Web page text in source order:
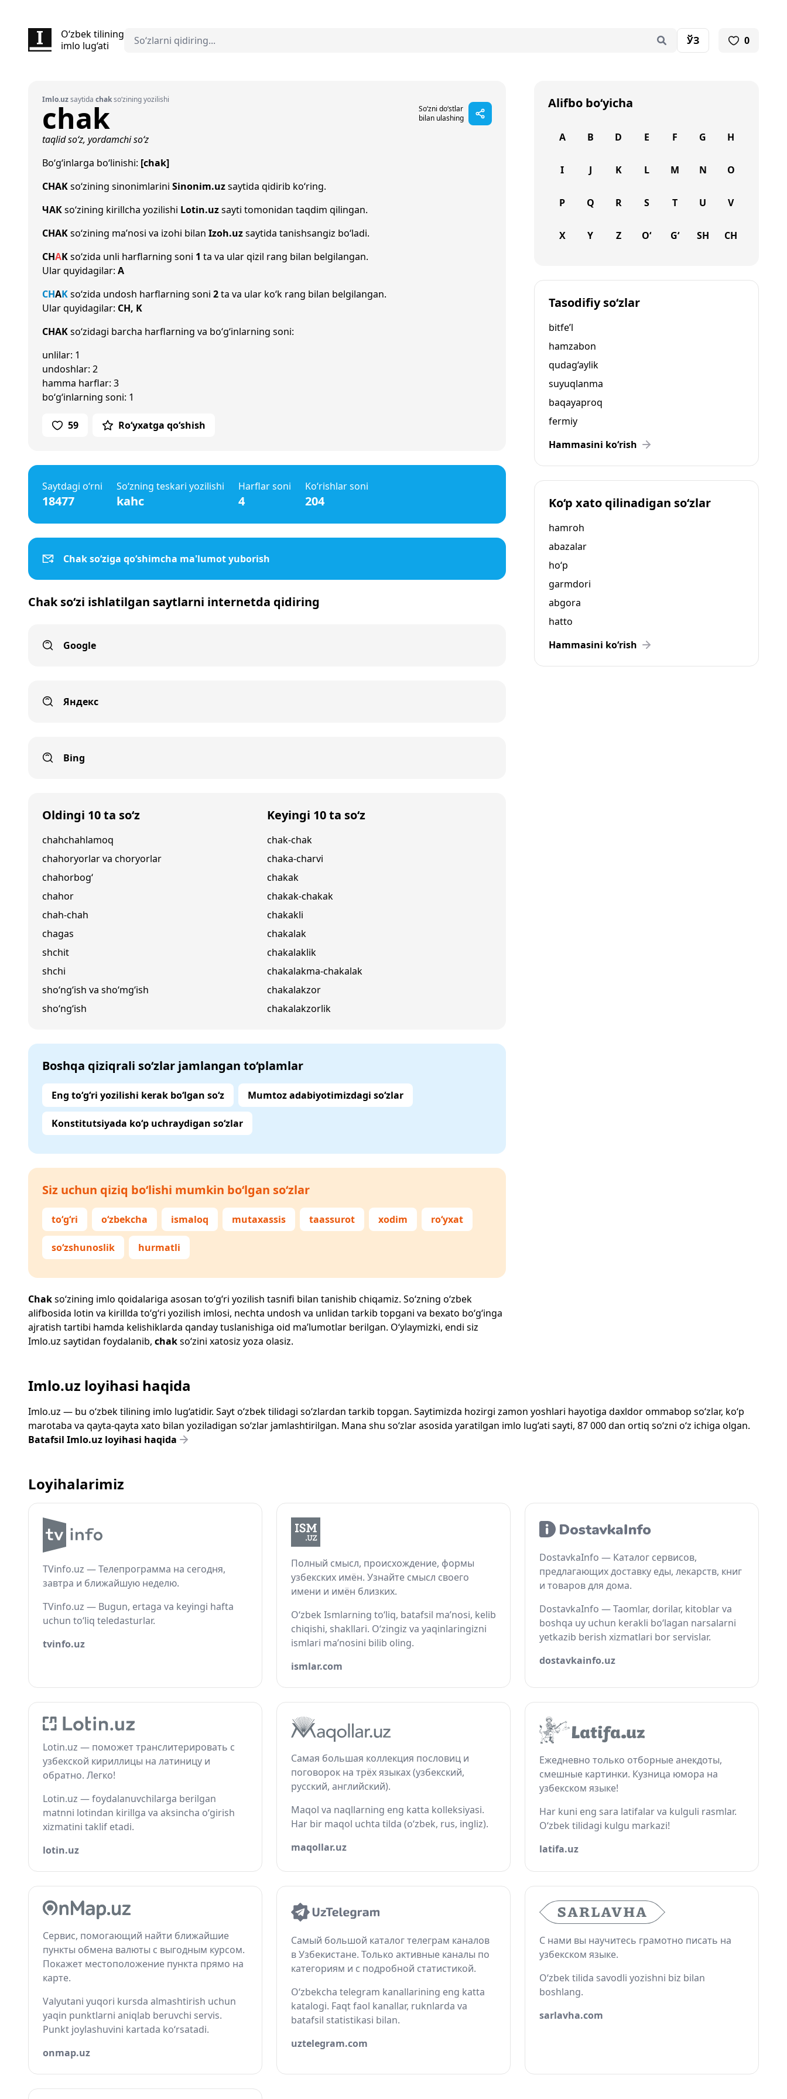
O‘zbek tilining
imlo lug‘ati
ЎЗ 0
Imlo.uzsaytida chakso‘zining yozilishi
chak
So‘zni do‘stlar
bilan ulashing
taqlid so‘z, yordamchi so‘z
Bo‘g‘inlarga bo‘linishi: [chak]
CHAKso‘zining sinonimlarini Sinonim.uzsaytida qidirib ko‘ring.
ЧАКso‘zining kirillcha yozilishi Lotin.uzsayti tomonidan taqdim qilingan.
CHAKso‘zining ma’nosi va izohi bilan Izoh.uzsaytida tanishsangiz bo‘ladi.
CHAKso‘zida unli harflarning soni 1 ta va ular qizil rang bilan belgilangan.
Ular quyidagilar: A
CHAKso‘zida undosh harflarning soni 2ta va ular ko‘k rang bilan belgilangan.
Ular quyidagilar: CH, K
CHAKso‘zidagi barcha harflarning va bo‘g‘inlarning soni:
unlilar: 1
undoshlar: 2
hamma harflar: 3
bo‘g‘inlarning soni: 1
59 Ro‘yxatga qo‘shish
Saytdagi o‘rni
18477
So‘zning teskari yozilishi
kahc
Harflar soni
4
Ko‘rishlar soni
204
Chak so‘ziga qo‘shimcha ma'lumot yuborish
Chak so‘zi ishlatilgan saytlarni internetda qidiring
Google
Яндекс
Bing
Oldingi 10 ta so‘z
chahchahlamoq
chahoryorlar va choryorlar
chahorbog‘
chahor
chah-chah
chagas
shchit
shchi
sho‘ng‘ish va sho‘mg‘ish
sho‘ng‘ish
Keyingi 10 ta so‘z
chak-chak
chaka-charvi
chakak
chakak-chakak
chakakli
chakalak
chakalaklik
chakalakma-chakalak
chakalakzor
chakalakzorlik
Boshqa qiziqrali so‘zlar jamlangan to‘plamlar
Eng to‘g‘ri yozilishi kerak bo‘lgan so‘z Mumtoz adabiyotimizdagi so‘zlar
Konstitutsiyada ko‘p uchraydigan so‘zlar
Siz uchun qiziq bo‘lishi mumkin bo‘lgan so‘zlar
to‘g‘ri o‘zbekcha ismaloq mutaxassis taassurot xodim ro‘yxat
so‘zshunoslik hurmatli
Chakso‘zining imlo qoidalariga asosan to‘g‘ri yozilish tasnifi bilan tanishib chiqamiz. So‘zning o‘zbek
alifbosida lotin va kirillda to‘g‘ri yozilish imlosi, nechta undosh va unlidan tarkib topgani va bexato bo‘g‘inga
ajratish tartibi hamda kelishiklarda qanday tuslanishiga oid ma’lumotlar berilgan. O‘ylaymizki, endi siz
Imlo.uz saytidan foydalanib, chakso‘zini xatosiz yoza olasiz.
Alifbo bo‘yicha
A B D E F G H
I J K L M N O
P Q R S T U V
X Y Z O‘ G‘ SH CH
Tasodifiy so‘zlar
bitfe’l
hamzabon
qudag‘aylik
suyuqlanma
baqayaproq
fermiy
Hammasini ko‘rish
Ko‘p xato qilinadigan so‘zlar
hamroh
abazalar
ho‘p
garmdori
abgora
hatto
Hammasini ko‘rish
Imlo.uz loyihasi haqida
Imlo.uz — bu o‘zbek tilining imlo lug‘atidir. Sayt o‘zbek tilidagi so‘zlardan tarkib topgan. Saytimizda hozirgi zamon yoshlari hayotiga daxldor ommabop so‘zlar, ko‘p
marotaba va qayta-qayta xato bilan yoziladigan so‘zlar jamlashtirilgan. Mana shu so‘zlar asosida yaratilgan imlo lug‘ati sayti, 87 000 dan ortiq so‘zni o‘z ichiga olgan.
Batafsil Imlo.uz loyihasi haqida
Loyihalarimiz
TVinfo.uz — Телепрограмма на сегодня,
завтра и ближайшую неделю.
TVinfo.uz — Bugun, ertaga va keyingi hafta
uchun to‘liq teledasturlar.
tvinfo.uz
Полный смысл, происхождение, формы
узбекских имён. Узнайте смысл своего
имени и имён близких.
O‘zbek Ismlarning to‘liq, batafsil ma’nosi, kelib
chiqishi, shakllari. O‘zingiz va yaqinlaringizni
ismlari ma’nosini bilib oling.
ismlar.com
DostavkaInfo — Каталог сервисов,
предлагающих доставку еды, лекарств, книг
и товаров для дома.
DostavkaInfo — Taomlar, dorilar, kitoblar va
boshqa uy uchun kerakli bo‘lagan narsalarni
yetkazib berish xizmatlari bor servislar.
dostavkainfo.uz
Lotin.uz — поможет транслитерировать с
узбекской кириллицы на латиницу и
обратно. Легко!
Lotin.uz — foydalanuvchilarga berilgan
matnni lotindan kirillga va aksincha o‘girish
xizmatini taklif etadi.
lotin.uz
Самая большая коллекция пословиц и
поговорок на трёх языках (узбекский,
русский, английский).
Maqol va naqllarning eng katta kolleksiyasi.
Har bir maqol uchta tilda (o‘zbek, rus, ingliz).
maqollar.uz
Ежедневно только отборные анекдоты,
смешные картинки. Кузница юмора на
узбекском языке!
Har kuni eng sara latifalar va kulguli rasmlar.
O‘zbek tilidagi kulgu markazi!
latifa.uz
Сервис, помогающий найти ближайшие
пункты обмена валюты с выгодным курсом.
Покажет местоположение пункта прямо на
карте.
Valyutani yuqori kursda almashtirish uchun
yaqin punktlarni aniqlab beruvchi servis.
Punkt joylashuvini kartada ko‘rsatadi.
onmap.uz
Самый большой каталог телеграм каналов
в Узбекистане. Только активные каналы по
категориям и с подробной статистикой.
O‘zbekcha telegram kanallarining eng katta
katalogi. Faqt faol kanallar, ruknlarda va
batafsil statistikasi bilan.
uztelegram.com
С нами вы научитесь грамотно писать на
узбекском языке.
O‘zbek tilida savodli yozishni biz bilan
boshlang.
sarlavha.com